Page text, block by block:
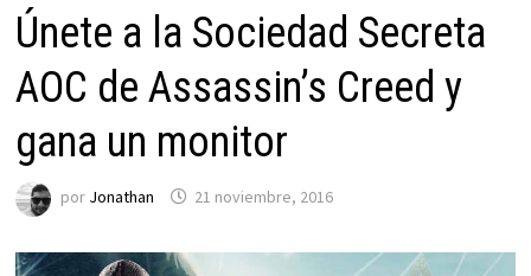
Únete a la Sociedad Secreta
AOC de Assassin’s Creed y
gana un monitor
por Jonathan 21 noviembre, 2016